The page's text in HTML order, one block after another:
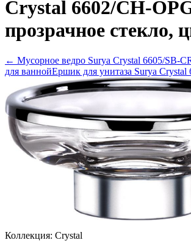
Crystal 6602/CH-
прозрачное стекло,
← Мусорное ведро Surya Crystal 6605/SB-
для ваннойЕршик для унитаза Surya Crystal
Коллекция: Crystal